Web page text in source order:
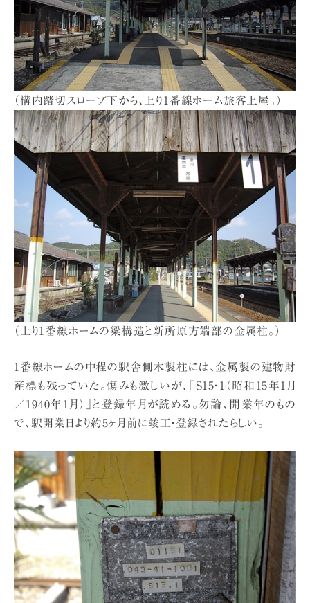
（構内踏切スロープ下から、上り1番線ホーム旅客上屋。）
（上り1番線ホームの梁構造と新所原方端部の金属柱。）
1番線ホームの中程の駅舎側木製柱には、金属製の建物財
産標も残っていた。傷みも激しいが、「S15・1（昭和15年1月
／1940年1月）」と登録年月が読める。勿論、開業年のもの
で、駅開業日より約5ヶ月前に竣工・登録されたらしい。